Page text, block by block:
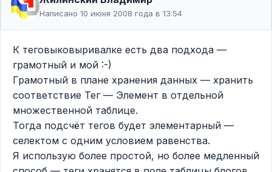
Написано 10 июня 2008 года в 13:54
К теговыковыривалке есть два подхода —
грамотный и мой :-)
Грамотный в плане хранения данных — хранить
соответствие Тег — Элемент в отдельной
множественной таблице.
Тогда подсчёт тегов будет элементарный —
селектом с одним условием равенства.
Я использую более простой, но более медленный